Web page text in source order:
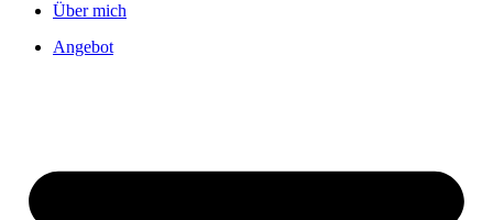
Über mich
Angebot